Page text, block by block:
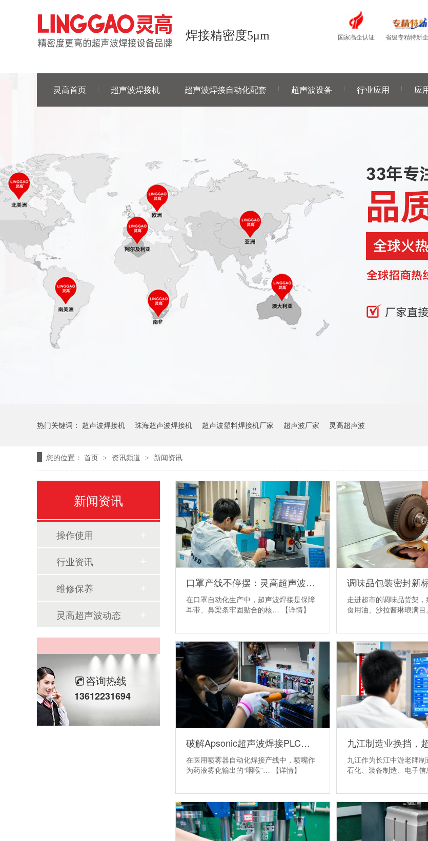
焊接精密度5μm 国家高企认证 省级专精特新
灵高首页 超声波焊接机 超声波焊接自动化配套 超声波设备 行业应用 应
热门关键词： 超声波焊接机 珠海超声波焊接机 超声波塑料焊接机厂家 超声波厂家 灵高超声波
您的位置： 首页 > 资讯频道 > 新闻资讯
口罩产线不停摆：灵高超声波破解必诺设备参数跳变难题
在口罩自动化生产中，超声波焊接是保障
耳带、鼻梁条牢固贴合的核…
【详情】
走进超市的调味品货架，
食用油、沙拉酱琳琅满
破解Apsonic超声波焊接PLC通信故障：精准维修与长效预防之道
在医用喷雾器自动化焊接产线中，喷嘴作
为药液雾化输出的“咽喉”…
【详情】
九江作为长江中游老牌
石化、装备制造、电子
新闻资讯
操作使用
行业资讯
维修保养
灵高超声波动态
咨询热线
13612231694